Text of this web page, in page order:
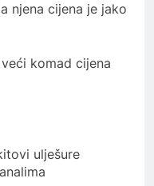
njena cijena je jako
komad cijena
ulješure